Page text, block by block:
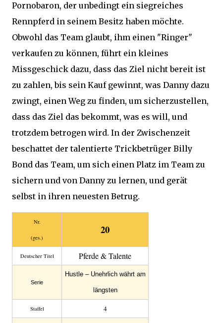
Pornobaron, der unbedingt ein siegreiches
Rennpferd in seinem Besitz haben möchte.
Obwohl das Team glaubt, ihm einen "Ringer"
verkaufen zu können, führt ein kleines
Missgeschick dazu, dass das Ziel nicht bereit ist
zu zahlen, bis sein Kauf gewinnt, was Danny dazu
zwingt, einen Weg zu finden, um sicherzustellen,
dass das Ziel das bekommt, was es will, und
trotzdem betrogen wird. In der Zwischenzeit
beschattet der talentierte Trickbetrüger Billy
Bond das Team, um sich einen Platz im Team zu
sichern und von Danny zu lernen, und gerät
selbst in ihren neuesten Betrug.
Nr.
(ges.)
20
Deutscher Titel Pferde & Talente
Serie
Hustle – Unehrlich währt am
längsten
Staffel 4